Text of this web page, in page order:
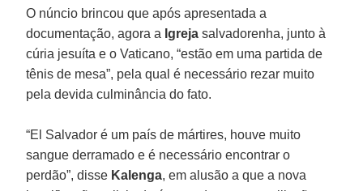
O núncio brincou que após apresentada a
documentação, agora a Igreja salvadorenha, junto à
cúria jesuíta e o Vaticano, “estão em uma partida de
tênis de mesa”, pela qual é necessário rezar muito
pela devida culminância do fato.
“El Salvador é um país de mártires, houve muito
sangue derramado e é necessário encontrar o
perdão”, disse Kalenga, em alusão a que a nova